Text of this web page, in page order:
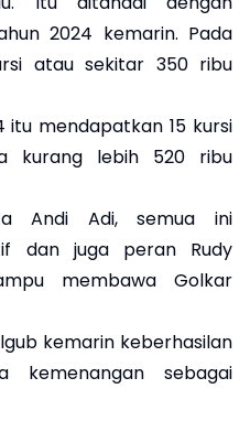
2024 kemarin. Pada
atau sekitar 350 ribu
itu mendapatkan 15 kursi
kurang lebih 520 ribu
Andi Adi, semua ini
dan juga peran Rudy
membawa Golkar
kemarin keberhasilan
kemenangan sebagai